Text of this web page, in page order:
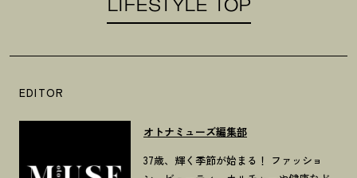
EDITOR
オトナミューズ編集部
37歳、輝く季節が始まる！ ファッショ